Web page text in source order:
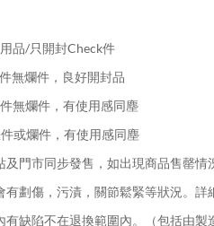
品/只開封Check件
無爛件，良好開封品
無爛件，有使用感同塵
或爛件，有使用感同塵
門市同步發售，如出現商品售罄情
劃傷，污漬，關節鬆緊等狀況。詳
缺陷不在退換範圍內。（包括由製